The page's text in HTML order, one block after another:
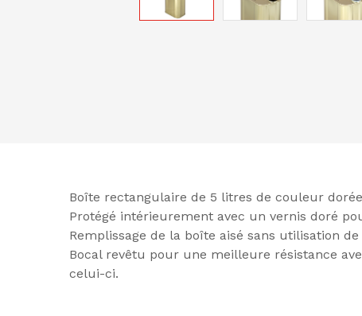
Boîte rectangulaire de 5 litres de couleur
Protégé intérieurement avec un vernis doré
Remplissage de la boîte aisé sans utilisation
Bocal revêtu pour une meilleure résistance
celui-ci.